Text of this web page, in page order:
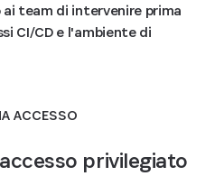
team di intervenire prima
CI/CD e l'ambiente di
ACCESSO
privilegiato